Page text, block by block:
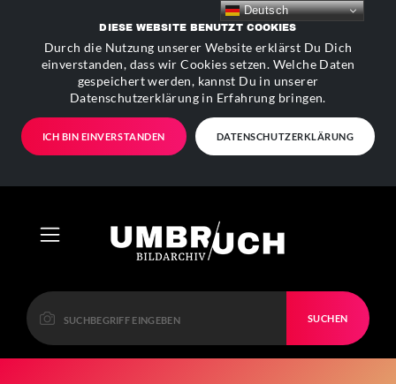
DIESE WEBSITE BENUTZT COOKIES
Durch die Nutzung unserer Website erklärst Du Dich
einverstanden, dass wir Cookies setzen. Welche Daten
gespeichert werden, kannst Du in unserer
Datenschutzerklärung in Erfahrung bringen.
ICH BIN EINVERSTANDEN DATENSCHUTZERKLÄRUNG
SUCHEN
Deutsch